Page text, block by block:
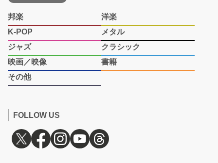
邦楽
洋楽
K-POP
メタル
ジャズ
クラシック
映画／映像
書籍
その他
FOLLOW US